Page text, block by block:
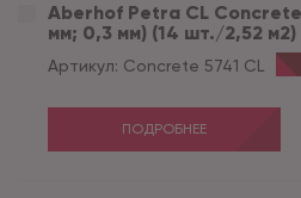
Aberhof Petra CL
мм; 0,3 мм) (14 шт./2,52 м2)
Артикул: Concrete 5741 CL
ПОДРОБНЕЕ